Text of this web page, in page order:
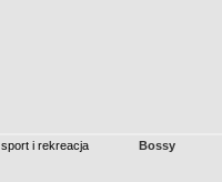
sport i rekreacja Bossy